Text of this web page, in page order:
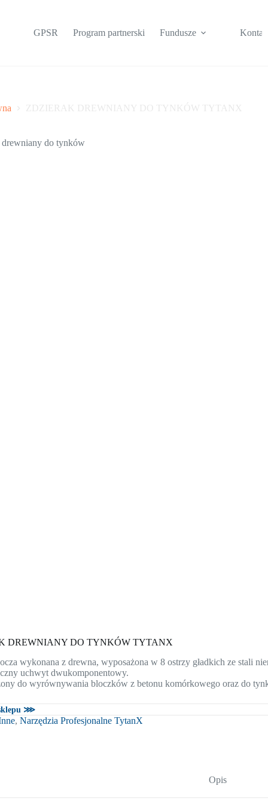
GPSR Program partnerski Fundusze Kontakt
DREWNIANY DO TYNKÓW TYTANX
wykonana z drewna, wyposażona w 8 ostrzy gładkich ze stali
uchwyt dwukomponentowy.
do wyrównywania bloczków z betonu komórkowego oraz do
⋙
, Narzędzia Profesjonalne TytanX
Opis